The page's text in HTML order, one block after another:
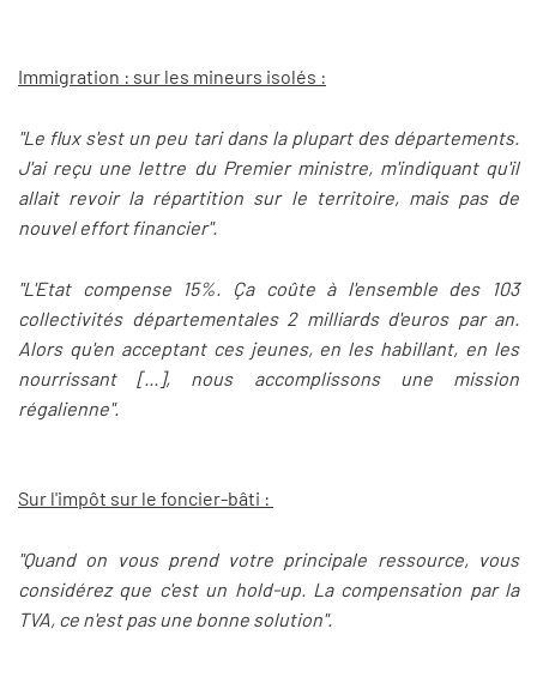
Immigration : sur les mineurs isolés :
"Le flux s'est un peu tari dans la plupart des départements.
J'ai reçu une lettre du Premier ministre, m'indiquant qu'il
allait revoir la répartition sur le territoire, mais pas de
nouvel effort financier".
"L'Etat compense 15%. Ça coûte à l'ensemble des 103
collectivités départementales 2 milliards d'euros par an.
Alors qu'en acceptant ces jeunes, en les habillant, en les
nourrissant [...], nous accomplissons une mission
régalienne".
Sur l'impôt sur le foncier-bâti :
"Quand on vous prend votre principale ressource, vous
considérez que c'est un hold-up. La compensation par la
TVA, ce n'est pas une bonne solution".